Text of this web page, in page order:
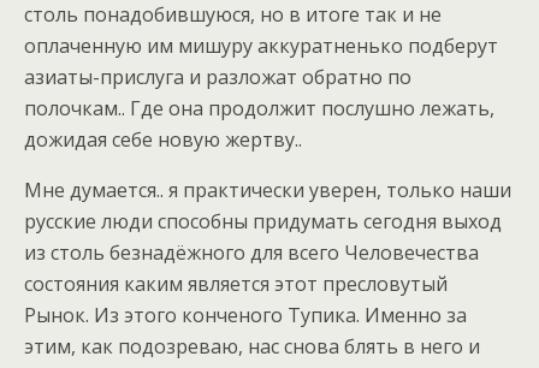
столь понадобившуюся, но в итоге так и не
оплаченную им мишуру аккуратненько подберут
азиаты-прислуга и разложат обратно по
полочкам.. Где она продолжит послушно лежать,
дожидая себе новую жертву..
Мне думается.. я практически уверен, только наши
русские люди способны придумать сегодня выход
из столь безнадёжного для всего Человечества
состояния каким является этот пресловутый
Рынок. Из этого конченого Тупика. Именно за
этим, как подозреваю, нас снова блять в него и